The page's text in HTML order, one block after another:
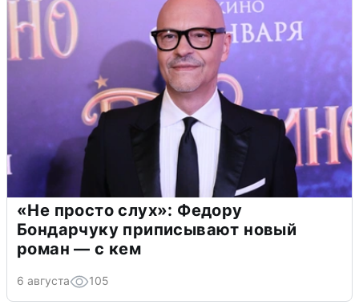
«Не просто слух»: Федору
Бондарчуку приписывают новый
роман — с кем
6 августа 105